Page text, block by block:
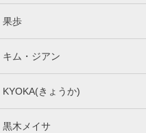
果歩
キム・ジアン
KYOKA(きょうか)
黒木メイサ